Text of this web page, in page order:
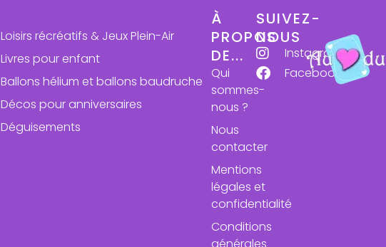
Loisirs récréatifs & Jeux Plein-Air
Livres pour enfant
Ballons hélium et ballons baudruche
Décos pour anniversaires
Déguisements
À
PROPOS
DE...
Qui
sommes-
nous ?
Nous
contacter
Mentions
légales et
confidentialité
Conditions
générales
SUIVEZ-
NOUS
Instagram
Facebook